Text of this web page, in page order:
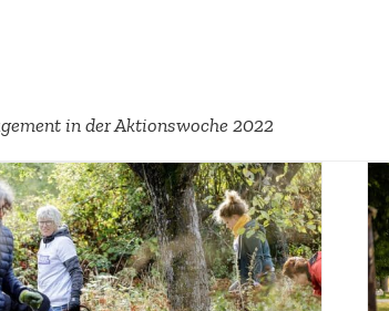
in der Aktions­woche 2022